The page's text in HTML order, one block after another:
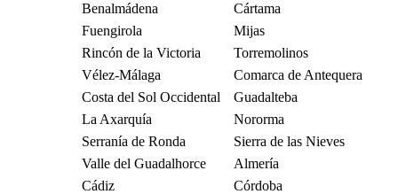
Benalmádena
Cártama
Fuengirola
Mijas
Rincón de la Victoria
Torremolinos
Vélez-Málaga
Comarca de Antequera
Costa del Sol Occidental
Guadalteba
La Axarquía
Nororma
Serranía de Ronda
Sierra de las Nieves
Valle del Guadalhorce
Almería
Cádiz
Córdoba